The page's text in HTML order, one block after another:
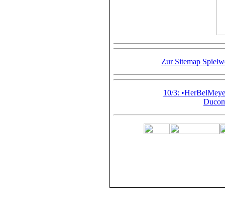
Zur Sitemap
10/3: